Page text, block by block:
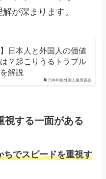
が深まります。
日本料飲外国人雇用協会
】日本人と外国人の価値
？起こりうるトラブル
解説
視する一面がある
ちでスピードを重視す